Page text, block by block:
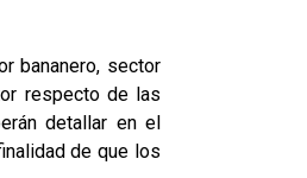
bananero, sector
respecto de las
detallar en el
de que los